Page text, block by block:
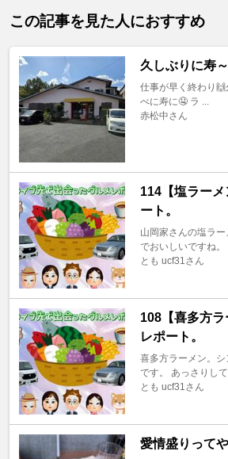
この記事を見た人におすすめ
久しぶりに寿
仕事が早く終わり
べに寿に🤤 ラ ...
赤松中さん
114【塩ラー
ート。
山岡家さんの塩ラ
でおいしいですね。
とも ucf31さん
108【喜多方
レポート。
喜多方ラーメン。
です。 あっさりし
とも ucf31さん
愛情盛りって